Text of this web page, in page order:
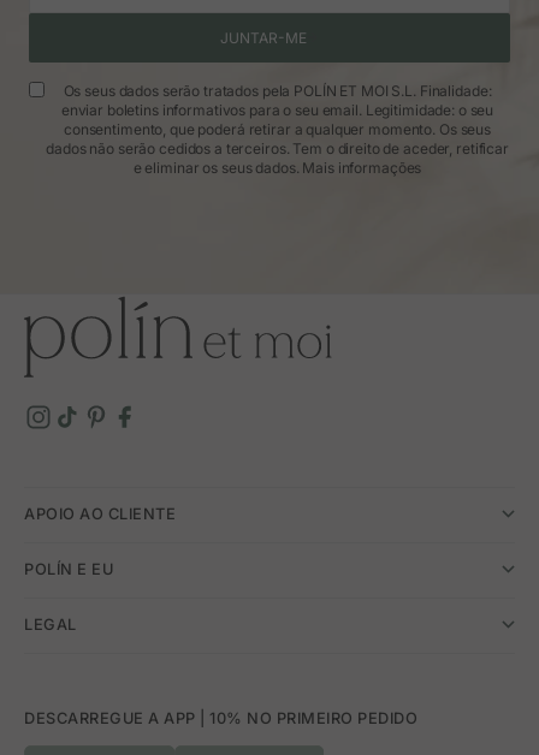
JUNTAR-ME
Os seus dados serão tratados pela POLÍN ET MOI S.L. Finalidade:
enviar boletins informativos para o seu email. Legitimidade: o seu
consentimento, que poderá retirar a qualquer momento. Os seus
dados não serão cedidos a terceiros. Tem o direito de aceder, retificar
e eliminar os seus dados. Mais informações
APOIO AO CLIENTE
POLÍN E EU
LEGAL
DESCARREGUE A APP | 10% NO PRIMEIRO PEDIDO